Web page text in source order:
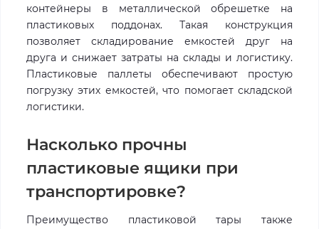
контейнеры в металлической обрешетке на
пластиковых поддонах. Такая конструкция
позволяет складирование емкостей друг на
друга и снижает затраты на склады и логистику.
Пластиковые паллеты обеспечивают простую
погрузку этих емкостей, что помогает складской
логистики.
Насколько прочны
пластиковые ящики при
транспортировке?
Преимущество пластиковой тары также